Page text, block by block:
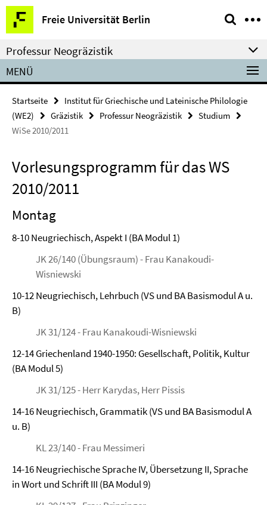
Springe
direkt
zu
Inhalt
Freie Universität Berlin
Service-
Navigation
Professur Neogräzistik
MENÜ
Startseite
Institut für Griechische und Lateinische Philologie
(WE2)
Gräzistik Professur Neogräzistik
Studium
WiSe 2010/2011
Vorlesungsprogramm für das WS
2010/2011
Montag
8-10 Neugriechisch, Aspekt I (BA Modul 1)
JK 26/140 (Übungsraum) - Frau Kanakoudi-
Wisniewski
10-12 Neugriechisch, Lehrbuch (VS und BA Basismodul A u.
B)
JK 31/124 - Frau Kanakoudi-Wisniewski
12-14 Griechenland 1940-1950: Gesellschaft, Politik, Kultur
(BA Modul 5)
JK 31/125 - Herr Karydas, Herr Pissis
14-16 Neugriechisch, Grammatik (VS und BA Basismodul A
u. B)
KL 23/140 - Frau Messimeri
14-16 Neugriechische Sprache IV, Übersetzung II, Sprache
in Wort und Schrift III (BA Modul 9)